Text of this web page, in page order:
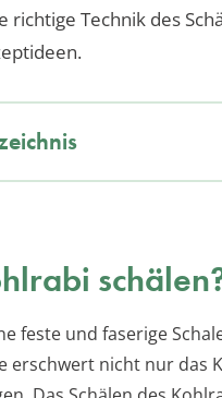
Technik des
feste und faserige
erschwert nicht nur das